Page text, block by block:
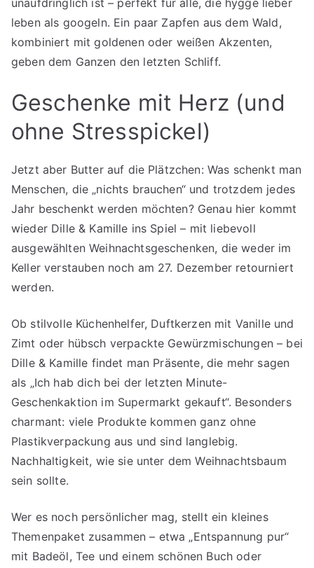
unaufdringlich ist – perfekt für alle, die hygge lieber
leben als googeln. Ein paar Zapfen aus dem Wald,
kombiniert mit goldenen oder weißen Akzenten,
geben dem Ganzen den letzten Schliff.
Geschenke mit Herz (und
ohne Stresspickel)
Jetzt aber Butter auf die Plätzchen: Was schenkt man
Menschen, die „nichts brauchen“ und trotzdem jedes
Jahr beschenkt werden möchten? Genau hier kommt
wieder Dille & Kamille ins Spiel – mit liebevoll
ausgewählten Weihnachtsgeschenken, die weder im
Keller verstauben noch am 27. Dezember retourniert
werden.
Ob stilvolle Küchenhelfer, Duftkerzen mit Vanille und
Zimt oder hübsch verpackte Gewürzmischungen – bei
Dille & Kamille findet man Präsente, die mehr sagen
als „Ich hab dich bei der letzten Minute-
Geschenkaktion im Supermarkt gekauft“. Besonders
charmant: viele Produkte kommen ganz ohne
Plastikverpackung aus und sind langlebig.
Nachhaltigkeit, wie sie unter dem Weihnachtsbaum
sein sollte.
Wer es noch persönlicher mag, stellt ein kleines
Themenpaket zusammen – etwa „Entspannung pur“
mit Badeöl, Tee und einem schönen Buch oder